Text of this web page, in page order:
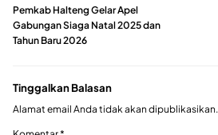
Pemkab Halteng Gelar Apel
Gabungan Siaga Natal 2025 dan
Tahun Baru 2026
Tinggalkan Balasan
Alamat email Anda tidak akan dipublikasikan.